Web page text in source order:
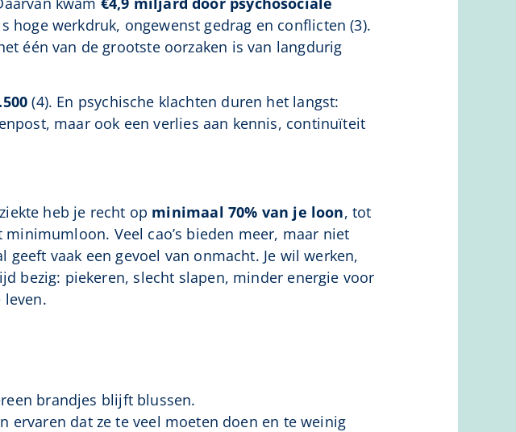
hoge werkdruk, ongewenst gedrag en conflicten (3).
één van de grootste oorzaken is van langdurig
(4). En psychische klachten duren het langst:
maar ook een verlies aan kennis, continuïteit
heb je recht op minimaal 70% van je loon, tot
Veel cao’s bieden meer, maar niet
vaak een gevoel van onmacht. Je wil werken,
bezig: piekeren, slecht slapen, minder energie voor
leven.
brandjes blijft blussen.
ervaren dat ze te veel moeten doen en te weinig